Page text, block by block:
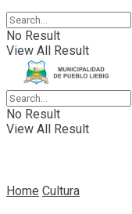
No Result
View All Result
No Result
View All Result
Home Cultura